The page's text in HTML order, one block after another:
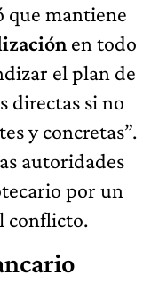
que mantiene
en todo
el plan de
directas si no
y concretas”.
autoridades
por un
conflicto.